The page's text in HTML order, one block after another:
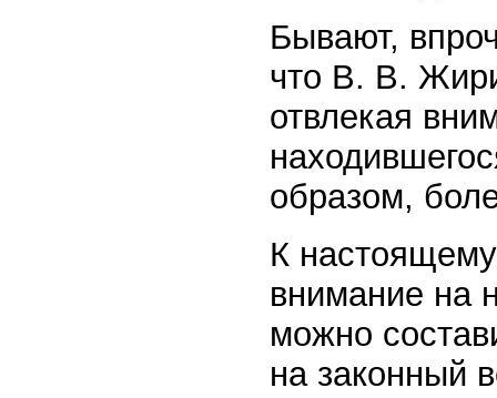
Бывают,
что B. В.
отвлекая
образом,
К
внимание на
можно
на законный